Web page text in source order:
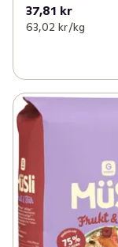
37,81 kr
63,02 kr /kg